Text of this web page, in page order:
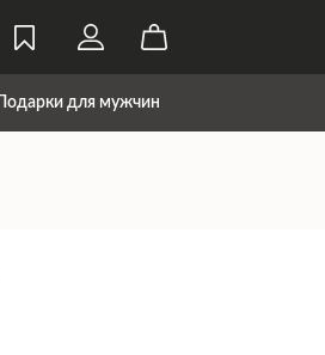
Подарки для мужчин